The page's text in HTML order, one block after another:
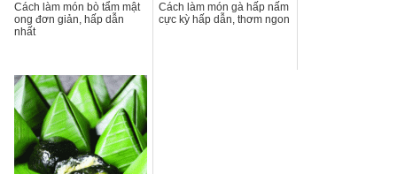
Cách làm món bò tẩm mật
ong đơn giản, hấp dẫn
nhất
Cách làm món gà hấp nấm
cực kỳ hấp dẫn, thơm ngon